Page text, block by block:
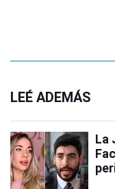
LEÉ ADEMÁS
La